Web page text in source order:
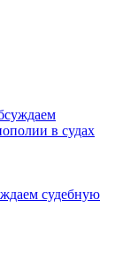
в судах
судебную